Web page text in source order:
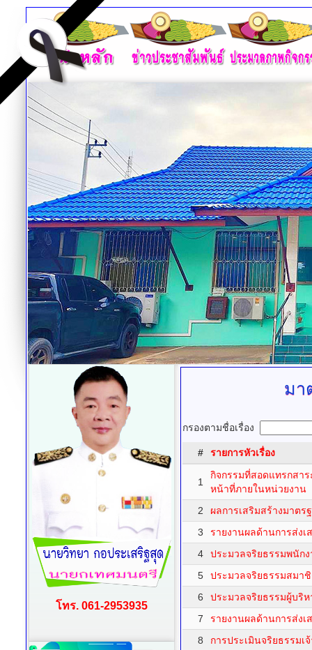
มา
กรองตามชื่อเรื่อง
# รายการหัวเรื่อง
1
กิจกรรมที่สอดแทรกสา
หน้าที่ภายในหน่วยงาน
2
ผลการเสริมสร้างมาตร
3
รายงานผลด้านการส่ง
4
ประมวลจริยธรรมพนัก
5
ประมวลจริยธรรมสมา
6
ประมวลจริยธรรมผู้บริ
7
รายงานผลด้านการส่ง
8
การประเมินจริยธรรมเ
โทร. 061-2953935